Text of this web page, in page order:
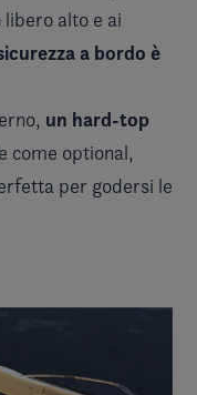
alto e ai
a bordo è
un hard-top
come optional,
per godersi le